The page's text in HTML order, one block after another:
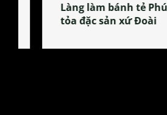
Làng làm bánh tẻ Phú
tỏa đặc sản xứ Đoài